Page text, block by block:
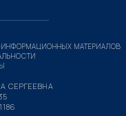
СЕРГЕЕВНА
МАТЕРИАЛОВ